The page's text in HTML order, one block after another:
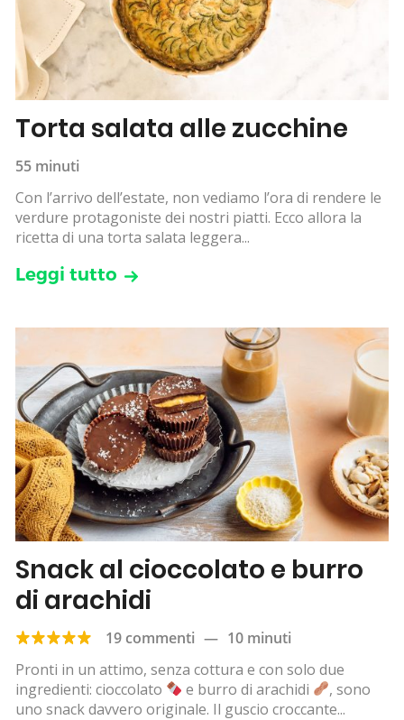
Torta salata alle zucchine
55 minuti
Con l’arrivo dell’estate, non vediamo l’ora di rendere le
verdure protagoniste dei nostri piatti. Ecco allora la
ricetta di una torta salata leggera...
Leggi tutto
Snack al cioccolato e burro
di arachidi
19 commenti — 10 minuti
Pronti in un attimo, senza cottura e con solo due
ingredienti: cioccolato
e burro di arachidi
, sono
uno snack davvero originale. Il guscio croccante...